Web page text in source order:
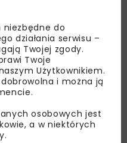
atrakcyjne oferty i
Prywatności
na otrzymywanie na
korespondencji
niezbędne do
działania serwisu –
Twojej zgody.
Twoje
Użytkownikiem.
i można ją
osobowych jest
a w niektórych